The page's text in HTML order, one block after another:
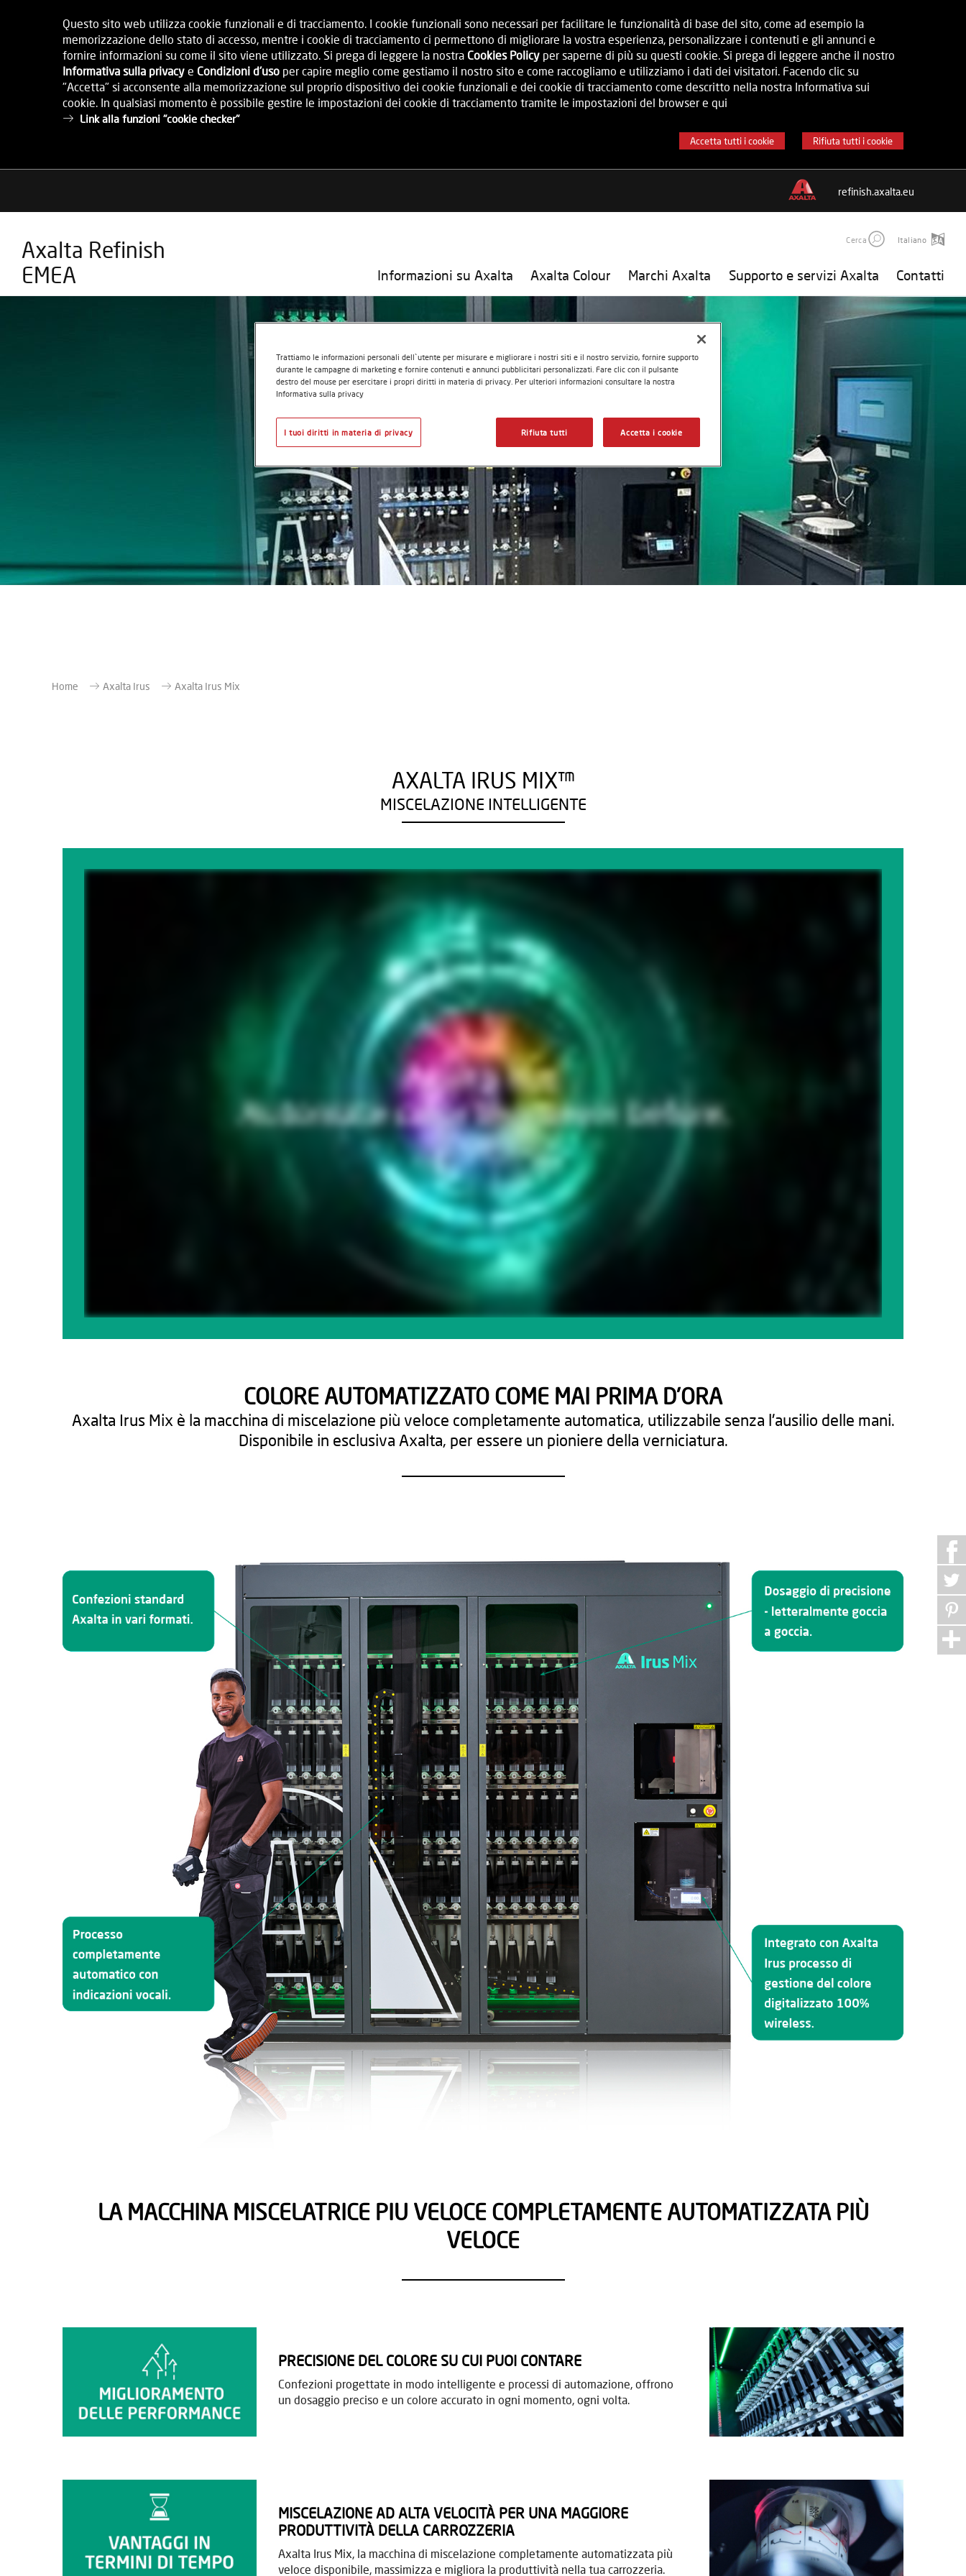
Questo sito web utilizza cookie funzionali e di tracciamento. I cookie funzionali sono necessari per facilitare le funzionalità di base del sito, come ad esempio la
memorizzazione dello stato di accesso, mentre i cookie di tracciamento ci permettono di migliorare la vostra esperienza, personalizzare i contenuti e gli annunci e
fornire informazioni su come il sito viene utilizzato. Si prega di leggere la nostra Cookies Policy per saperne di più su questi cookie. Si prega di leggere anche il nostro
Informativa sulla privacy e Condizioni d'uso per capire meglio come gestiamo il nostro sito e come raccogliamo e utilizziamo i dati dei visitatori. Facendo clic su
"Accetta" si acconsente alla memorizzazione sul proprio dispositivo dei cookie funzionali e dei cookie di tracciamento come descritto nella nostra Informativa sui
cookie. In qualsiasi momento è possibile gestire le impostazioni dei cookie di tracciamento tramite le impostazioni del browser e qui
Link alla funzioni "cookie checker"
Accetta tutti i cookie Rifiuta tutti i cookie
refinish.axalta.eu
Axalta Refinish
EMEA
Cerca Italiano
Informazioni su Axalta Axalta Colour Marchi Axalta Supporto e servizi Axalta Contatti
Home Axalta Irus Axalta Irus Mix
AXALTA IRUS MIX™
MISCELAZIONE INTELLIGENTE
COLORE AUTOMATIZZATO COME MAI PRIMA D'ORA
Axalta Irus Mix è la macchina di miscelazione più veloce completamente automatica, utilizzabile senza l'ausilio delle mani.
Disponibile in esclusiva Axalta, per essere un pioniere della verniciatura.
LA MACCHINA MISCELATRICE PIU VELOCE COMPLETAMENTE AUTOMATIZZATA PIÙ
VELOCE
PRECISIONE DEL COLORE SU CUI PUOI CONTARE
Confezioni progettate in modo intelligente e processi di automazione, offrono
un dosaggio preciso e un colore accurato in ogni momento, ogni volta.
MISCELAZIONE AD ALTA VELOCITÀ PER UNA MAGGIORE
PRODUTTIVITÀ DELLA CARROZZERIA
Axalta Irus Mix, la macchina di miscelazione completamente automatizzata più
veloce disponibile, massimizza e migliora la produttività nella tua carrozzeria.
Trattiamo le informazioni personali dell`utente per misurare e migliorare i nostri siti e il nostro servizio, fornire supporto
durante le campagne di marketing e fornire contenuti e annunci pubblicitari personalizzati. Fare clic con il pulsante
destro del mouse per esercitare i propri diritti in materia di privacy. Per ulteriori informazioni consultare la nostra
Informativa sulla privacy
Rifiuta tutti Accetta i cookie
I tuoi diritti in materia di privacy